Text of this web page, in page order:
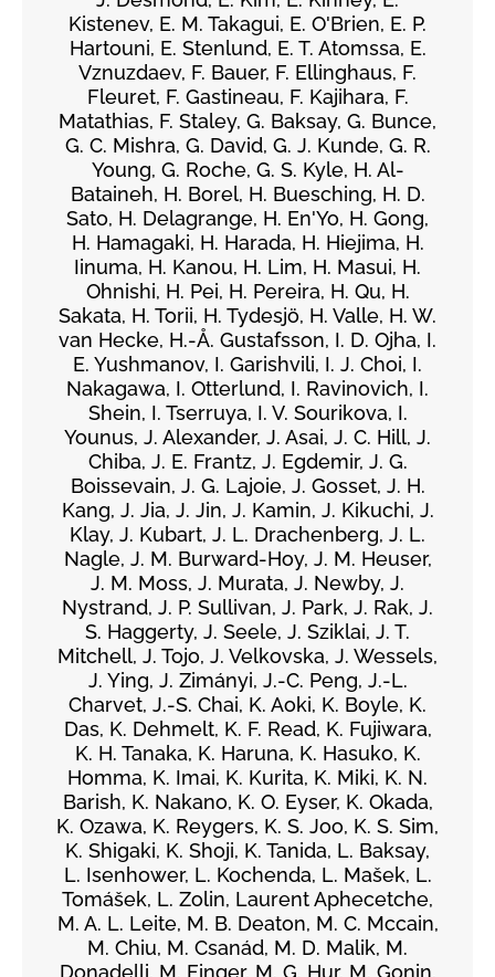
Kistenev, E. M. Takagui, E. O'Brien, E. P.
Hartouni, E. Stenlund, E. T. Atomssa, E.
Vznuzdaev, F. Bauer, F. Ellinghaus, F.
Fleuret, F. Gastineau, F. Kajihara, F.
Matathias, F. Staley, G. Baksay, G. Bunce,
G. C. Mishra, G. David, G. J. Kunde, G. R.
Young, G. Roche, G. S. Kyle, H. Al-
Bataineh, H. Borel, H. Buesching, H. D.
Sato, H. Delagrange, H. En'Yo, H. Gong,
H. Hamagaki, H. Harada, H. Hiejima, H.
Iinuma, H. Kanou, H. Lim, H. Masui, H.
Ohnishi, H. Pei, H. Pereira, H. Qu, H.
Sakata, H. Torii, H. Tydesjö, H. Valle, H. W.
van Hecke, H.-Å. Gustafsson, I. D. Ojha, I.
E. Yushmanov, I. Garishvili, I. J. Choi, I.
Nakagawa, I. Otterlund, I. Ravinovich, I.
Shein, I. Tserruya, I. V. Sourikova, I.
Younus, J. Alexander, J. Asai, J. C. Hill, J.
Chiba, J. E. Frantz, J. Egdemir, J. G.
Boissevain, J. G. Lajoie, J. Gosset, J. H.
Kang, J. Jia, J. Jin, J. Kamin, J. Kikuchi, J.
Klay, J. Kubart, J. L. Drachenberg, J. L.
Nagle, J. M. Burward-Hoy, J. M. Heuser,
J. M. Moss, J. Murata, J. Newby, J.
Nystrand, J. P. Sullivan, J. Park, J. Rak, J.
S. Haggerty, J. Seele, J. Sziklai, J. T.
Mitchell, J. Tojo, J. Velkovska, J. Wessels,
J. Ying, J. Zimányi, J.-C. Peng, J.-L.
Charvet, J.-S. Chai, K. Aoki, K. Boyle, K.
Das, K. Dehmelt, K. F. Read, K. Fujiwara,
K. H. Tanaka, K. Haruna, K. Hasuko, K.
Homma, K. Imai, K. Kurita, K. Miki, K. N.
Barish, K. Nakano, K. O. Eyser, K. Okada,
K. Ozawa, K. Reygers, K. S. Joo, K. S. Sim,
K. Shigaki, K. Shoji, K. Tanida, L. Baksay,
L. Isenhower, L. Kochenda, L. Mašek, L.
Tomášek, L. Zolin, Laurent Aphecetche,
M. A. L. Leite, M. B. Deaton, M. C. Mccain,
M. Chiu, M. Csanád, M. D. Malik, M.
Donadelli, M. Finger, M. G. Hur, M. Gonin,